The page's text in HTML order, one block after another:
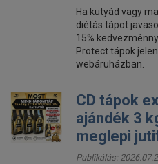
Ha kutyád vagy
diétás tápot
15%
Protect tápok
webáruházban.
CD tápok
ajándék 3
meglepi
Publikálás: